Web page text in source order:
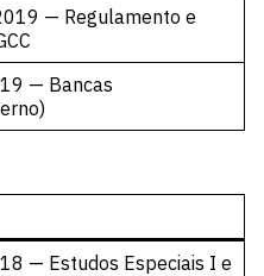
— Regulamento e
— Bancas
— Estudos Especiais I e